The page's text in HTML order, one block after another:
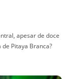
apesar de doce
Pitaya Branca?